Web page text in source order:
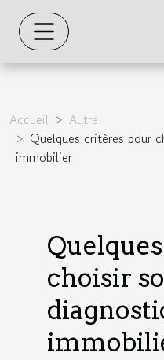
Accueil
Autre
Quelques critères pour
immobilier
choisir